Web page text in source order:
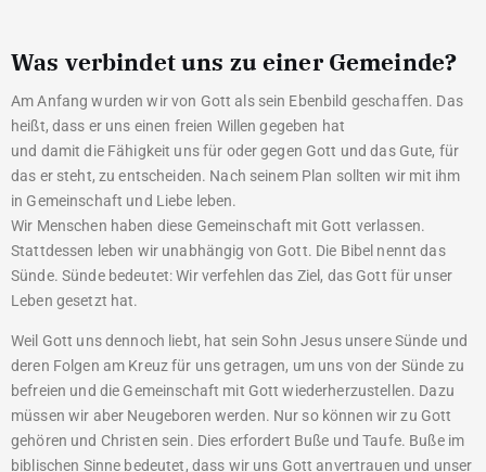
Was verbindet uns zu einer Gemeinde?
Am Anfang wurden wir von Gott als sein Ebenbild geschaffen. Das
heißt, dass er uns einen freien Willen gegeben hat
und damit die Fähigkeit uns für oder gegen Gott und das Gute, für
das er steht, zu entscheiden. Nach seinem Plan sollten wir mit ihm
in Gemeinschaft und Liebe leben.
Wir Menschen haben diese Gemeinschaft mit Gott verlassen.
Stattdessen leben wir unabhängig von Gott. Die Bibel nennt das
Sünde. Sünde bedeutet: Wir verfehlen das Ziel, das Gott für unser
Leben gesetzt hat.
Weil Gott uns dennoch liebt, hat sein Sohn Jesus unsere Sünde und
deren Folgen am Kreuz für uns getragen, um uns von der Sünde zu
befreien und die Gemeinschaft mit Gott wiederherzustellen. Dazu
müssen wir aber Neugeboren werden. Nur so können wir zu Gott
gehören und Christen sein. Dies erfordert Buße und Taufe. Buße im
biblischen Sinne bedeutet, dass wir uns Gott anvertrauen und unser